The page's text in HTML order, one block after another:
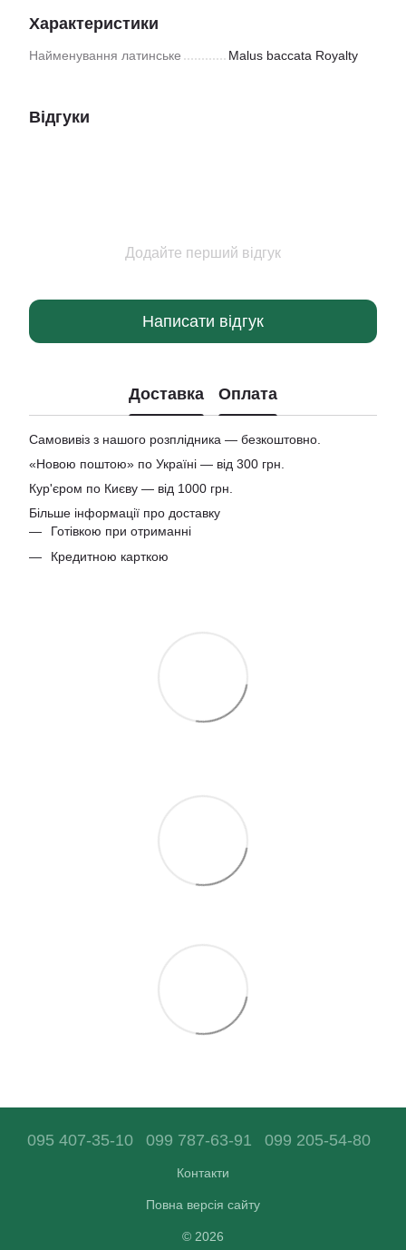
Характеристики
Найменування латинське Malus baccata Royalty
Відгуки
Додайте перший відгук
Написати відгук
Доставка Оплата
Самовивіз з нашого розплідника — безкоштовно.
«Новою поштою» по Україні — від 300 грн.
Кур'єром по Києву — від 1000 грн.
Більше інформації про доставку
Готівкою при отриманні
Кредитною карткою
095 407-35-10 099 787-63-91 099 205-54-80
Контакти
Повна версія сайту
© 2026